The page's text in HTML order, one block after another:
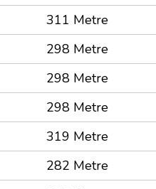
311 Metre
298 Metre
298 Metre
298 Metre
319 Metre
282 Metre